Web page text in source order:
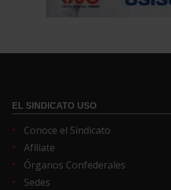
EL SINDICATO USO
Conoce el Sindicato
Afíliate
Órganos Confederales
Sedes